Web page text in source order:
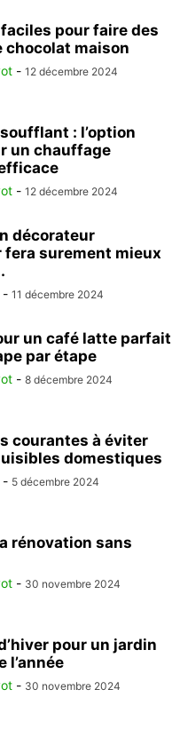
pour faire des
chocolat maison
- 12 décembre 2024
: l’option
un chauffage
- 12 décembre 2024
décorateur
fera surement mieux
- 11 décembre 2024
un café latte parfait
par étape
- 8 décembre 2024
courantes à éviter
domestiques
- 5 décembre 2024
rénovation sans
- 30 novembre 2024
pour un jardin
l’année
- 30 novembre 2024